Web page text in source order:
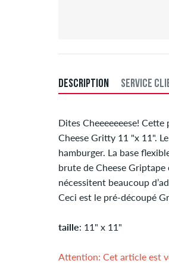
DESCRIPTION SERVICE
Dites Cheeeeeeese!
Cheese Gritty 11 "x 11".
hamburger. La base
brute de Cheese
nécessitent beaucoup
Ceci est le pré-découpé
taille: 11" x 11"
Attention: Cet article est